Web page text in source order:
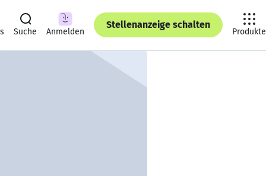
Suche Anmelden
Stellenanzeige schalten
Produkte